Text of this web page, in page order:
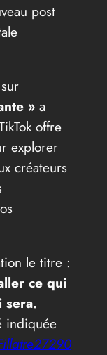
post
»a
offre
explorer
créateurs
le titre :
ce qui
sera.
indiquée